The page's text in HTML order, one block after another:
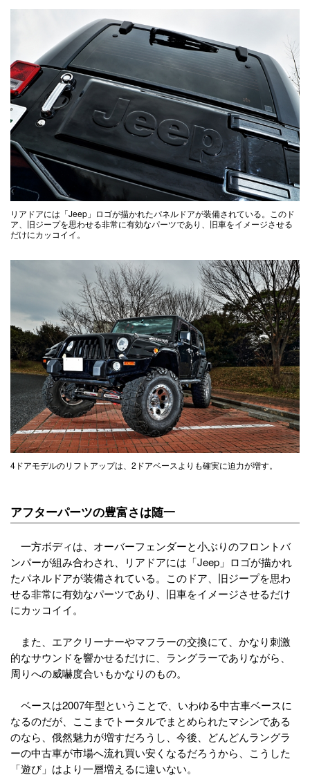
リアドアには「Jeep」ロゴが描かれたパネルドアが装備されている。このド
ア、旧ジープを思わせる非常に有効なパーツであり、旧車をイメージさせる
だけにカッコイイ。
4ドアモデルのリフトアップは、2ドアベースよりも確実に迫力が増す。
アフターパーツの豊富さは随一
一方ボディは、オーバーフェンダーと小ぶりのフロントバ
ンパーが組み合わされ、リアドアには「Jeep」ロゴが描かれ
たパネルドアが装備されている。このドア、旧ジープを思わ
せる非常に有効なパーツであり、旧車をイメージさせるだけ
にカッコイイ。
また、エアクリーナーやマフラーの交換にて、かなり刺激
的なサウンドを響かせるだけに、ラングラーでありながら、
周りへの威嚇度合いもかなりのもの。
ベースは2007年型ということで、いわゆる中古車ベースに
なるのだが、ここまでトータルでまとめられたマシンである
のなら、俄然魅力が増すだろうし、今後、どんどんラングラ
ーの中古車が市場へ流れ買い安くなるだろうから、こうした
「遊び」はより一層増えるに違いない。